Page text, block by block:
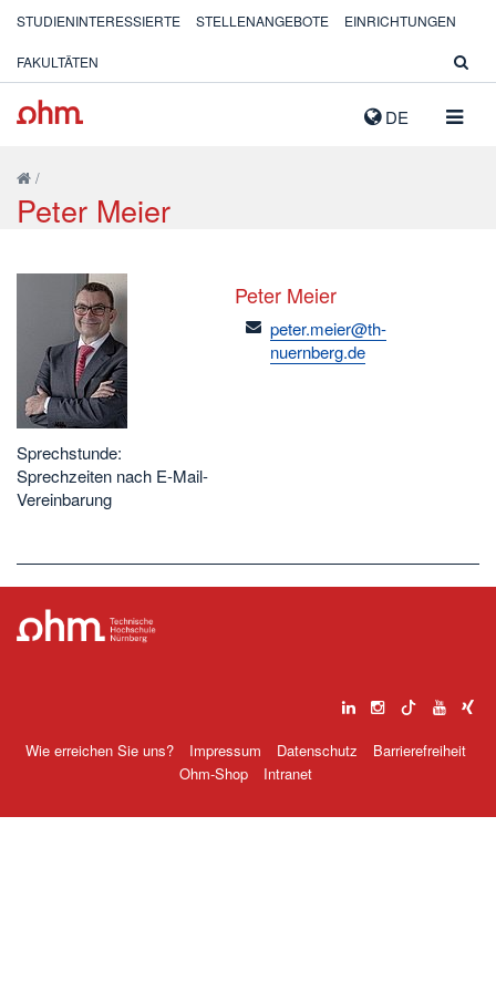
DE
STUDIENINTERESSIERTE STELLENANGEBOTE EINRICHTUNGEN
FAKULTÄTEN
/
Peter Meier
Sprechstunde:
Sprechzeiten nach E-Mail-
Vereinbarung
Peter Meier
email
peter.meier@th-
nuernberg.de
Wie erreichen Sie uns? Impressum Datenschutz
Barrierefreiheit
Ohm-Shop
Intranet